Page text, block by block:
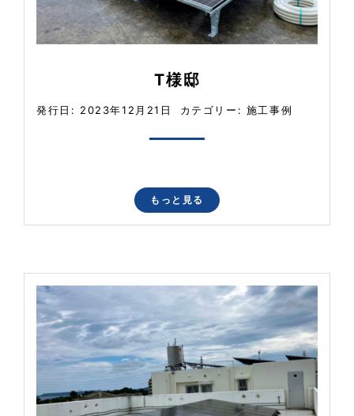
T様邸
発行日: 2023年12月21日 カテゴリー: 施工事例
もっと見る